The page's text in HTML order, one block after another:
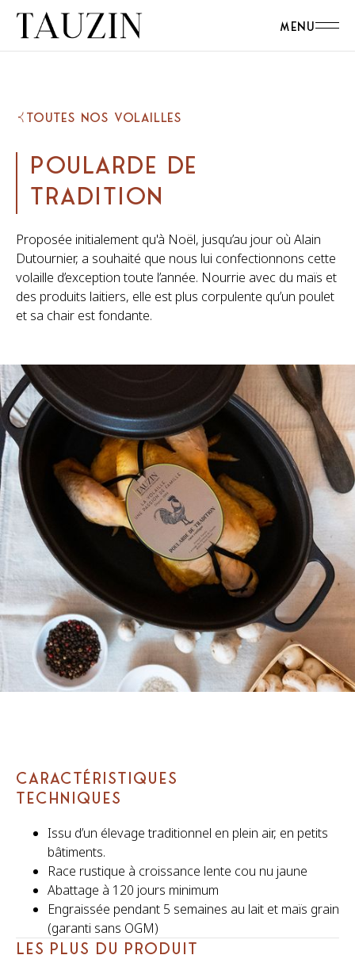
MENU
TOUTES NOS VOLAILLES
POULARDE DE
TRADITION
Proposée initialement qu'à Noël, jusqu’au jour où Alain
Dutournier, a souhaité que nous lui confectionnons cette
volaille d’exception toute l’année. Nourrie avec du maïs et
des produits laitiers, elle est plus corpulente qu’un poulet
et sa chair est fondante.
CARACTÉRISTIQUES
TECHNIQUES
Issu d’un élevage traditionnel en plein air, en petits
bâtiments.
Race rustique à croissance lente cou nu jaune
Abattage à 120 jours minimum
Engraissée pendant 5 semaines au lait et maïs grain
(garanti sans OGM)
LES PLUS DU PRODUIT